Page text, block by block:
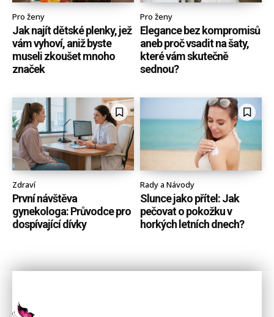
Pro ženy
Jak najít dětské plenky, jež
vám vyhoví, aniž byste
museli zkoušet mnoho
značek
Pro ženy
Elegance bez kompromisů
aneb proč vsadit na šaty,
které vám skutečně
sednou?
Zdraví
První návštěva
gynekologa: Průvodce pro
dospívající dívky
Rady a Návody
Slunce jako přítel: Jak
pečovat o pokožku v
horkých letních dnech?